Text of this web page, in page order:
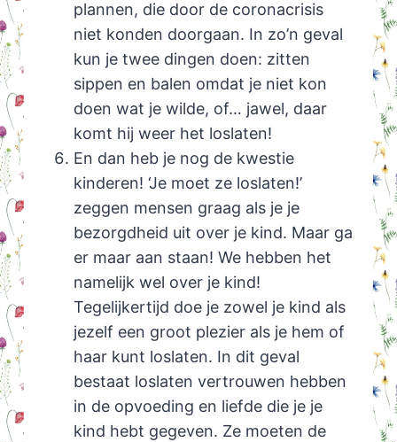
plannen, die door de coronacrisis
niet konden doorgaan. In zo’n geval
kun je twee dingen doen: zitten
sippen en balen omdat je niet kon
doen wat je wilde, of… jawel, daar
komt hij weer het loslaten!
En dan heb je nog de kwestie
kinderen! ‘Je moet ze loslaten!’
zeggen mensen graag als je je
bezorgdheid uit over je kind. Maar ga
er maar aan staan! We hebben het
namelijk wel over je kind!
Tegelijkertijd doe je zowel je kind als
jezelf een groot plezier als je hem of
haar kunt loslaten. In dit geval
bestaat loslaten vertrouwen hebben
in de opvoeding en liefde die je je
kind hebt gegeven. Ze moeten de